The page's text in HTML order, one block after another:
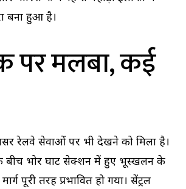
बना हुआ है।
पर मलबा, कई
रेलवे सेवाओं पर भी देखने को मिला है।
बीच भोर घाट सेक्शन में हुए भूस्खलन के
पूरी तरह प्रभावित हो गया। सेंट्रल